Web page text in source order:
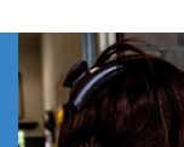
Social medias